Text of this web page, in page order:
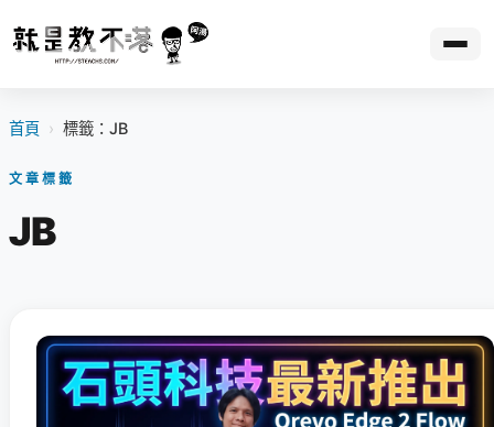
首頁 › 標籤：JB
文章標籤
JB